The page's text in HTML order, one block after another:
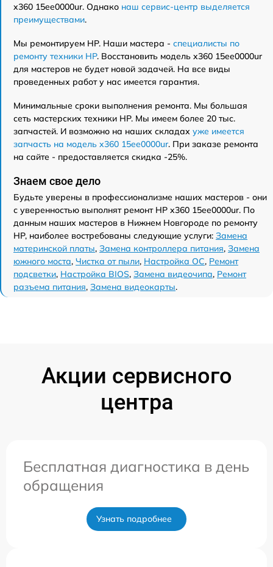
x360 15ee0000ur. Однако наш сервис-центр выделяется
преимуществами.
Мы ремонтируем HP. Наши мастера - специалисты по
ремонту техники HP. Восстановить модель x360 15ee0000ur
для мастеров не будет новой задачей. На все виды
проведенных работ у нас имеется гарантия.
Минимальные сроки выполнения ремонта. Мы большая
сеть мастерских техники HP. Мы имеем более 20 тыс.
запчастей. И возможно на наших складах уже имеется
запчасть на модель x360 15ee0000ur. При заказе ремонта
на сайте - предоставляется скидка -25%.
Знаем свое дело
Будьте уверены в профессионализме наших мастеров - они
с уверенностью выполнят ремонт HP x360 15ee0000ur. По
данным наших мастеров в Нижнем Новгороде по ремонту
HP, наиболее востребованы следующие услуги: Замена
материнской платы, Замена контроллера питания, Замена
южного моста, Чистка от пыли, Настройка ОС, Ремонт
подсветки, Настройка BIOS, Замена видеочипа, Ремонт
разъема питания, Замена видеокарты.
Акции сервисного
центра
Бесплатная диагностика в день
обращения
Узнать подробнее